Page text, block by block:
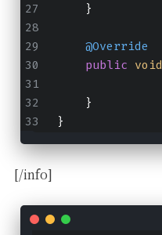
    }
@Override
public void
    }
}
[/info]